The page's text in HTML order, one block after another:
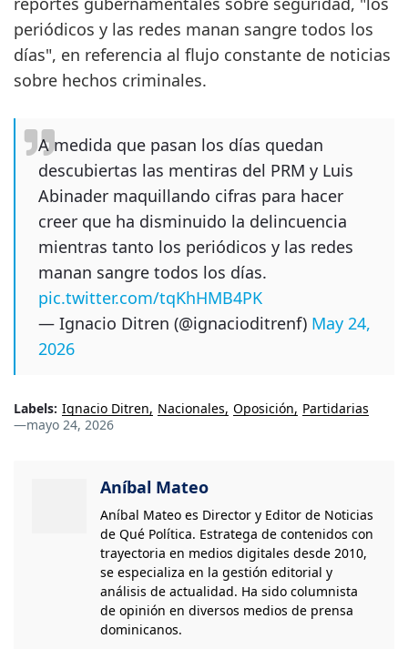
periódicos y las redes manan sangre todos los
días", en referencia al flujo constante de noticias
sobre hechos criminales.
A medida que pasan los días quedan
descubiertas las mentiras del PRM y Luis
Abinader maquillando cifras para hacer
creer que ha disminuido la delincuencia
mientras tanto los periódicos y las redes
manan sangre todos los días.
pic.twitter.com/tqKhHMB4PK
— Ignacio Ditren (@ignacioditrenf) May 24,
2026
Labels: Ignacio Ditren Nacionales Oposición Partidarias
—mayo 24, 2026
Aníbal Mateo
Aníbal Mateo es Director y Editor de Noticias
de Qué Política. Estratega de contenidos con
trayectoria en medios digitales desde 2010,
se especializa en la gestión editorial y
análisis de actualidad. Ha sido columnista
de opinión en diversos medios de prensa
dominicanos.